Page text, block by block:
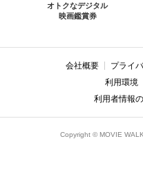
オトクなデジタル
映画鑑賞券
会社概要 プライ
利用環境
利用者情報
Copyright © MOVIE